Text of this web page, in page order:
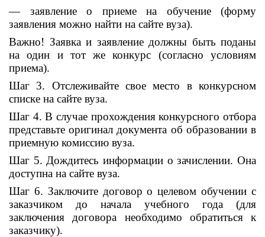
— заявление о приеме на обучение (форму
заявления можно найти на сайте вуза).
Важно! Заявка и заявление должны быть поданы
на один и тот же конкурс (согласно условиям
приема).
Шаг 3. Отслеживайте свое место в конкурсном
списке на сайте вуза.
Шаг 4. В случае прохождения конкурсного отбора
представьте оригинал документа об образовании в
приемную комиссию вуза.
Шаг 5. Дождитесь информации о зачислении. Она
доступна на сайте вуза.
Шаг 6. Заключите договор о целевом обучении с
заказчиком до начала учебного года (для
заключения договора необходимо обратиться к
заказчику).